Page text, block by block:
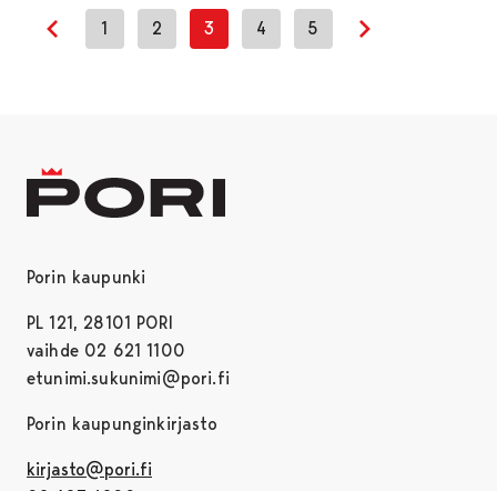
Previous page
1 2 3 4 5
Porin kaupunki
PL 121, 28101 PORI
vaihde 02 621 1100
etunimi.sukunimi@pori.fi
Porin kaupunginkirjasto
kirjasto@pori.fi